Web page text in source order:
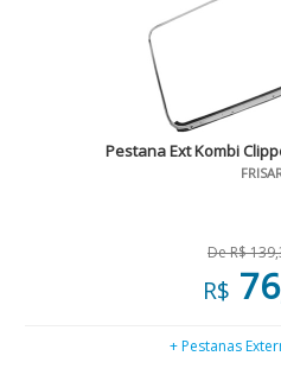
Pestana Ext Kombi
De R$
R$
+ Pestanas